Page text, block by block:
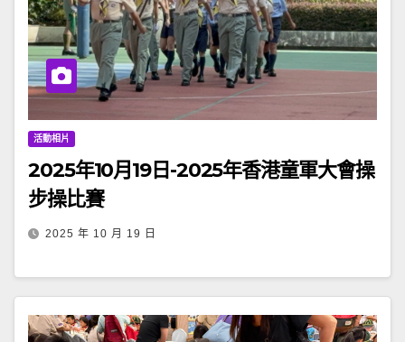
活動相片
2025年10月19日-2025年香港童軍大會操
步操比賽
2025 年 10 月 19 日